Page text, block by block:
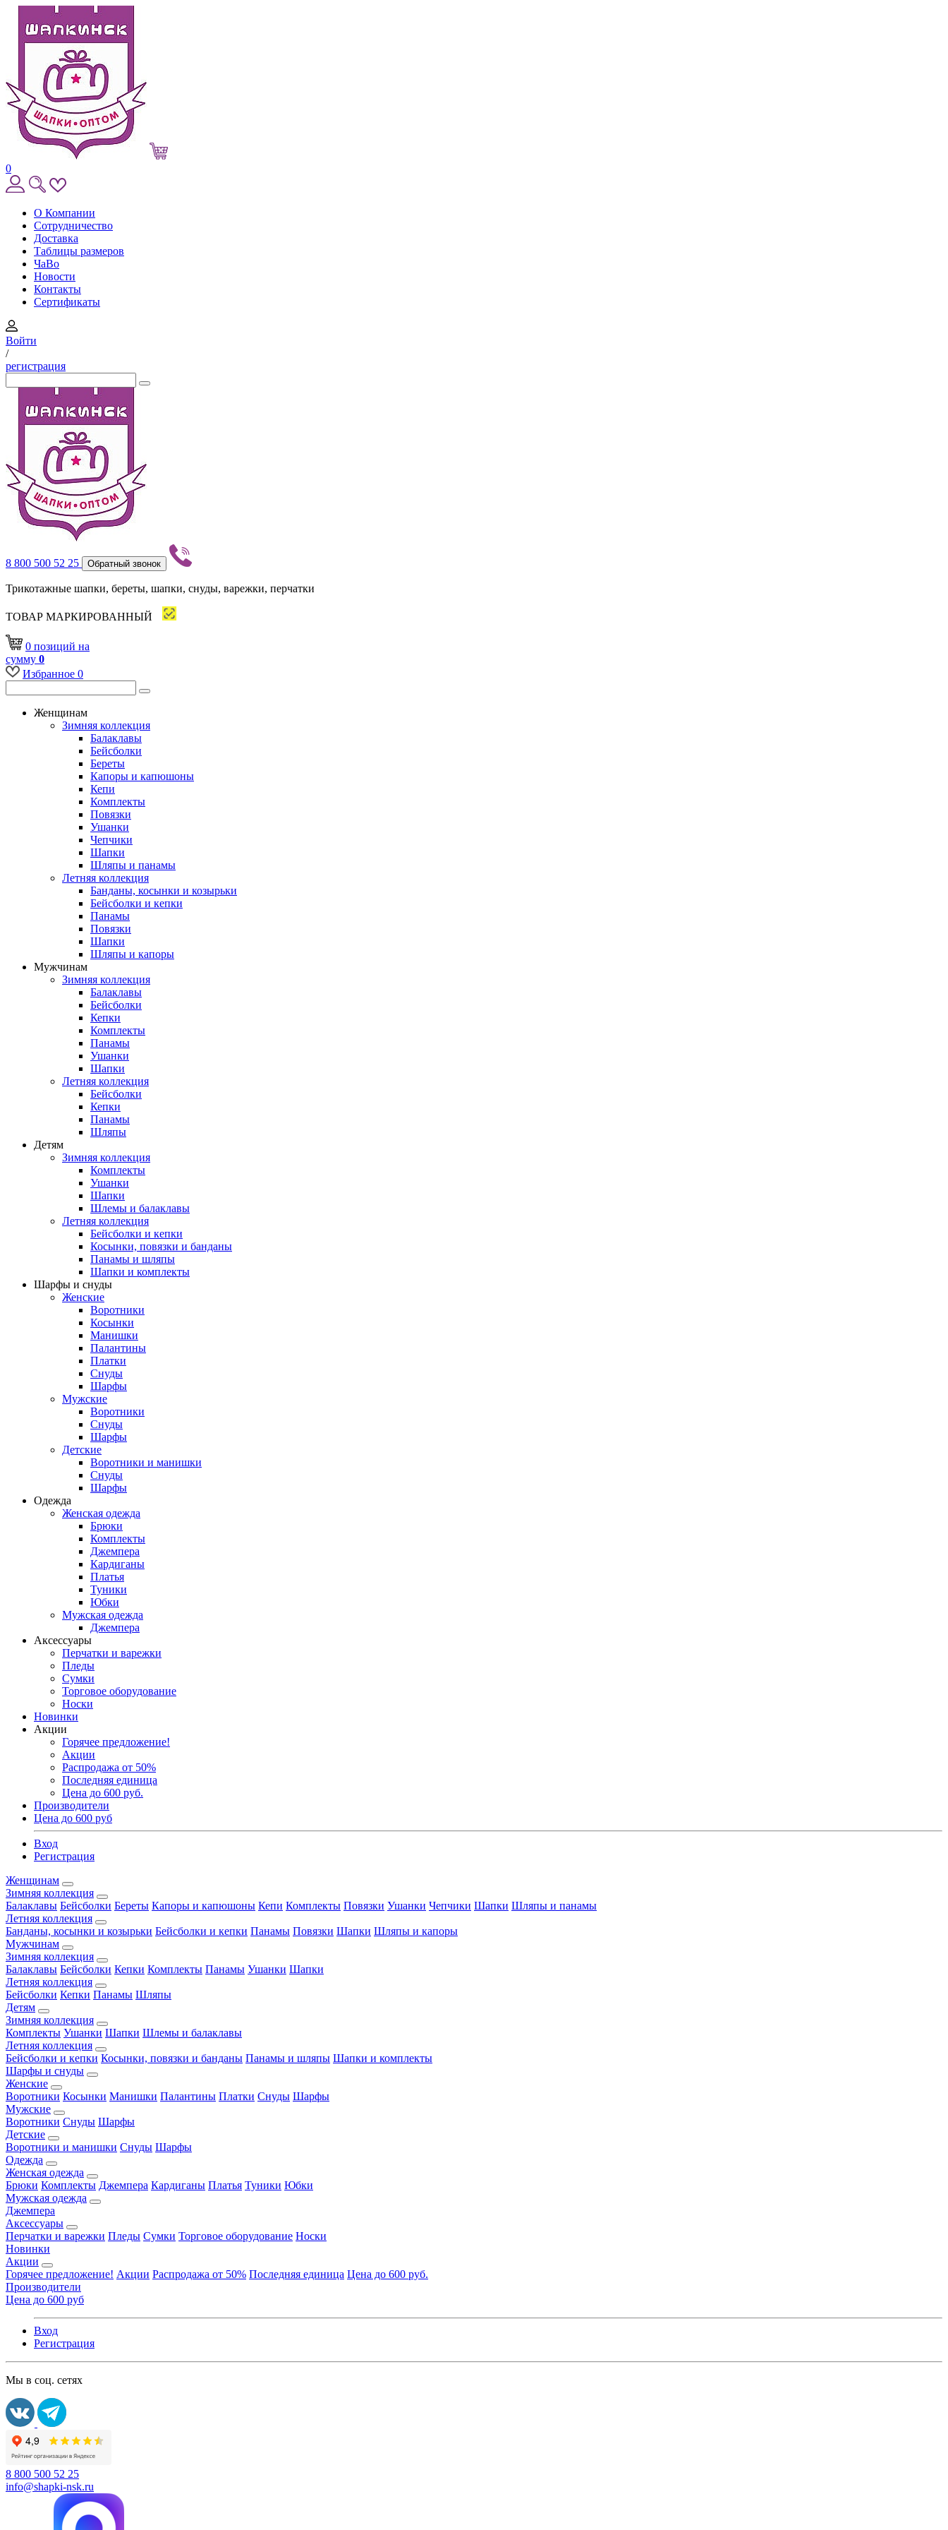
0
О Компании
Сотрудничество
Доставка
Таблицы размеров
ЧаВо
Новости
Контакты
Сертификаты
Войти
/
регистрация
8 800 500 52 25 Обратный звонок
Трикотажные шапки, береты, шапки, снуды, варежки, перчатки
ТОВАР МАРКИРОВАННЫЙ
0 позиций на
сумму 0
Избранное 0
Женщинам
Зимняя коллекция
Балаклавы
Бейсболки
Береты
Капоры и капюшоны
Кепи
Комплекты
Повязки
Ушанки
Чепчики
Шапки
Шляпы и панамы
Летняя коллекция
Банданы, косынки и козырьки
Бейсболки и кепки
Панамы
Повязки
Шапки
Шляпы и капоры
Мужчинам
Зимняя коллекция
Балаклавы
Бейсболки
Кепки
Комплекты
Панамы
Ушанки
Шапки
Летняя коллекция
Бейсболки
Кепки
Панамы
Шляпы
Детям
Зимняя коллекция
Комплекты
Ушанки
Шапки
Шлемы и балаклавы
Летняя коллекция
Бейсболки и кепки
Косынки, повязки и банданы
Панамы и шляпы
Шапки и комплекты
Шарфы и снуды
Женские
Воротники
Косынки
Манишки
Палантины
Платки
Снуды
Шарфы
Мужские
Воротники
Снуды
Шарфы
Детские
Воротники и манишки
Снуды
Шарфы
Одежда
Женская одежда
Брюки
Комплекты
Джемпера
Кардиганы
Платья
Туники
Юбки
Мужская одежда
Джемпера
Аксессуары
Перчатки и варежки
Пледы
Сумки
Торговое оборудование
Носки
Новинки
Акции
Горячее предложение!
Акции
Распродажа от 50%
Последняя единица
Цена до 600 руб.
Производители
Цена до 600 руб
Вход
Регистрация
Женщинам
Зимняя коллекция
Балаклавы Бейсболки Береты Капоры и капюшоны Кепи Комплекты Повязки Ушанки Чепчики Шапки Шляпы и панамы
Летняя коллекция
Банданы, косынки и козырьки Бейсболки и кепки Панамы Повязки Шапки Шляпы и капоры
Мужчинам
Зимняя коллекция
Балаклавы Бейсболки Кепки Комплекты Панамы Ушанки Шапки
Летняя коллекция
Бейсболки Кепки Панамы Шляпы
Детям
Зимняя коллекция
Комплекты Ушанки Шапки Шлемы и балаклавы
Летняя коллекция
Бейсболки и кепки Косынки, повязки и банданы Панамы и шляпы Шапки и комплекты
Шарфы и снуды
Женские
Воротники Косынки Манишки Палантины Платки Снуды Шарфы
Мужские
Воротники Снуды Шарфы
Детские
Воротники и манишки Снуды Шарфы
Одежда
Женская одежда
Брюки Комплекты Джемпера Кардиганы Платья Туники Юбки
Мужская одежда
Джемпера
Аксессуары
Перчатки и варежки Пледы Сумки Торговое оборудование Носки
Новинки
Акции
Горячее предложение! Акции Распродажа от 50% Последняя единица Цена до 600 руб.
Производители
Цена до 600 руб
Вход
Регистрация
Мы в соц. сетях
8 800 500 52 25
info@shapki-nsk.ru